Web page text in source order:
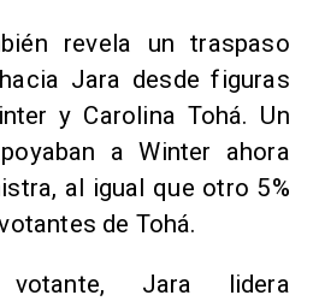
revela un traspaso
Jara desde figuras
y Carolina Tohá. Un
a Winter ahora
al igual que otro 5%
de Tohá.
Jara lidera